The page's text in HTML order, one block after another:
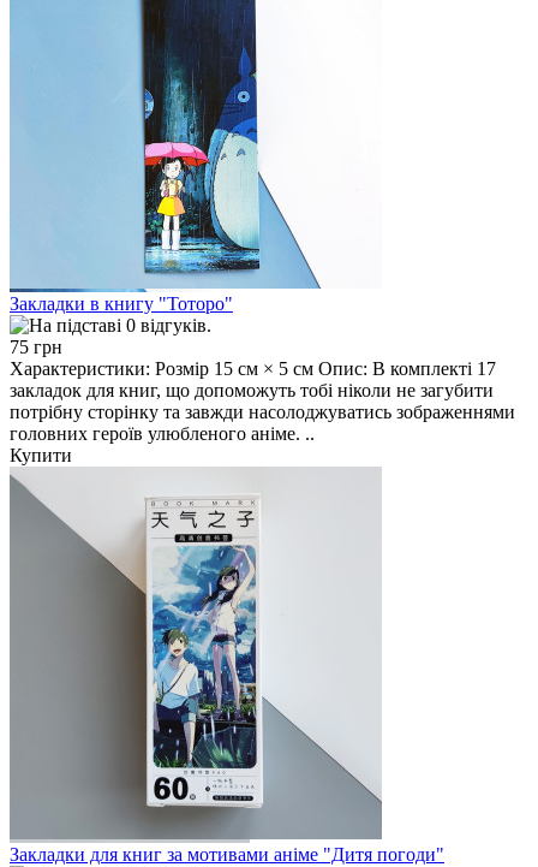
Закладки в книгу "Тоторо"
75 грн
Характеристики: Розмір 15 см × 5 см Опис: В комплекті 17
закладок для книг, що допоможуть тобі ніколи не загубити
потрібну сторінку та завжди насолоджуватись зображеннями
головних героїв улюбленого аніме. ..
Купити
Закладки для книг за мотивами аніме "Дитя погоди"